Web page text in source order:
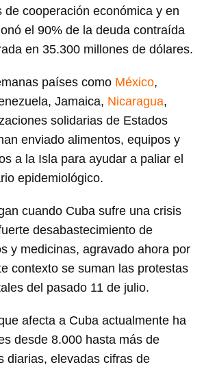
de cooperación económica y en
el 90% de la deuda contraída
en 35.300 millones de dólares.
países como México,
Jamaica, Nicaragua,
solidarias de Estados
enviado alimentos, equipos y
a la Isla para ayudar a paliar el
epidemiológico.
cuando Cuba sufre una crisis
desabastecimiento de
y medicinas, agravado ahora por
contexto se suman las protestas
del pasado 11 de julio.
afecta a Cuba actualmente ha
desde 8.000 hasta más de
diarias, elevadas cifras de